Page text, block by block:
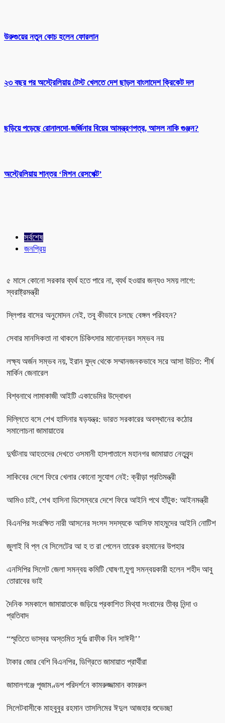
উরুগুয়ের নতুন কোচ হলেন ফোরলান
২৩ বছর পর অস্ট্রেলিয়ায় টেস্ট খেলতে দেশ ছাড়ল বাংলাদেশ ক্রিকেট দল
ছড়িয়ে পড়েছে রোনালদো-জর্জিনার বিয়ের আমন্ত্রণপত্র, আসল নাকি গুঞ্জন?
অস্ট্রেলিয়ায় শান্তর ‘মিশন রেসপেক্ট’
সর্বশেষ
জনপ্রিয়
৫ মাসে কোনো সরকার ব্যর্থ হতে পারে না, ব্যর্থ হওয়ার জন্যও সময় লাগে:
স্বরাষ্ট্রমন্ত্রী
স্লিপার বাসের অনুমোদন নেই, তবু কীভাবে চলছে বেঙ্গল পরিবহন?
সেবার মানসিকতা না থাকলে চিকিৎসার মানোন্নয়ন সম্ভব নয়
লক্ষ্য অর্জন সম্ভব নয়, ইরান যুদ্ধ থেকে সম্মানজনকভাবে সরে আসা উচিত: শীর্ষ
মার্কিন জেনারেল
বিশ্বনাথে লামাকাজী আইটি একাডেমির উদ্বোধন
দিল্লিতে বসে শেখ হাসিনার ষড়যন্ত্র: ভারত সরকারের অবস্থানের কঠোর
সমালোচনা জামায়াতের
দুর্ঘটনায় আহতদের দেখতে ওসমানী হাসপাতালে মহানগর জামায়াত নেতৃবৃন্দ
সাকিবের দেশে ফিরে খেলার কোনো সুযোগ নেই: ক্রীড়া প্রতিমন্ত্রী
আমিও চাই, শেখ হাসিনা ডিসেম্বরে দেশে ফিরে আইনি পথে হাঁটুক: আইনমন্ত্রী
বিএনপির সংরক্ষিত নারী আসনের সংসদ সদস্যকে আসিফ মাহমুদের আইনি নোটিশ
জুলাই বি প্ল বে সিলেটের আ হ ত রা পেলেন তারেক রহমানের উপহার
এনসিপির সিলেট জেলা সমন্বয় কমিটি ঘোষণা,যুগ্ম সমন্বয়কারী হলেন শহীদ আবু
তোরাবের ভাই
দৈনিক সমকালে জামায়াতকে জড়িয়ে প্রকাশিত মিথ্যা সংবাদের তীব্র নিন্দা ও
প্রতিবাদ
“স্মৃতিতে ভাস্বর অস্তমিত সূর্যঃ রাফীক বিন সাঈদী’’
টাকার জোর বেশি বিএনপির, ডিগ্রিতে জামায়াত প্রার্থীরা
জামালগঞ্জে পূজামণ্ডপ পরিদর্শনে কামরুজ্জামান কামরুল
সিলেটবাসীকে মাহবুবুর রহমান তাসলিমের ঈদুল আজহার শুভেচ্ছা